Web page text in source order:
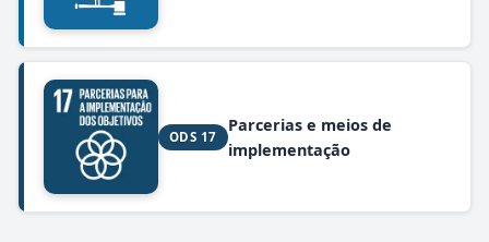
ODS 17
Parcerias e meios de
implementação